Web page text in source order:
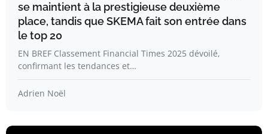
se maintient à la prestigieuse deuxième
place, tandis que SKEMA fait son entrée dans
le top 20
EN BREF Classement Financial Times 2025 dévoilé,
confirmant les tendances et…
Adrien Noël